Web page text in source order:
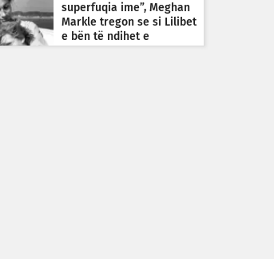
superfuqia ime”, Meghan
Markle tregon se si Lilibet
e bën të ndihet e